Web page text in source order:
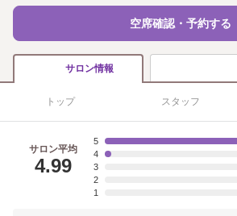
空席確認・予約する
サロン情報
トップ スタッフ
サロン平均
4.99
5
4
3
2
1